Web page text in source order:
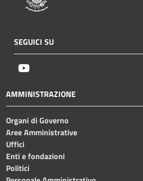
SEGUICI SU
AMMINISTRAZIONE
Organi di Governo
Aree Amministrative
Uffici
Enti e fondazioni
Politici